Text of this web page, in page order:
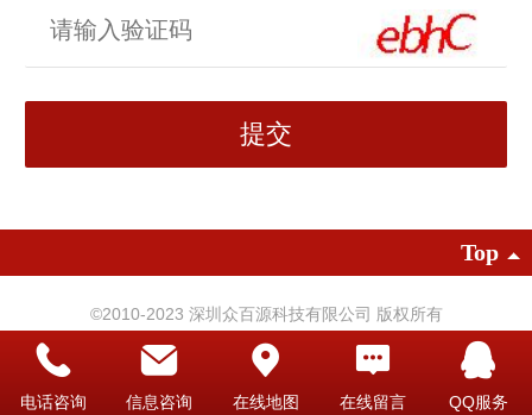
Top
©2010-2023 深圳众百源科技有限公司 版权所有
电脑版
电话咨询 信息咨询 在线地图 在线留言 QQ服务